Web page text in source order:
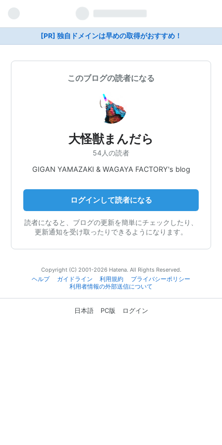
[PR] 独自ドメインは早めの取得がおすすめ！
このブログの読者になる
大怪獣まんだら
54人の読者
GIGAN YAMAZAKI & WAGAYA FACTORY's blog
ログインして読者になる
読者になると、ブログの更新を簡単にチェックしたり、
更新通知を受け取ったりできるようになります。
Copyright (C) 2001-2026 Hatena. All Rights Reserved.
ヘルプ
ガイドライン 利用規約
プライバシーポリシー
利用者情報の外部送信について
日本語 PC版 ログイン